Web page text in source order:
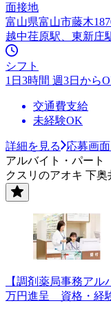
面接地
富山県富山市藤木
越中荏原駅、東新庄
シフト
1日3時間 週3日から
交通費支給
未経験OK
詳細を見る
応募画
アルバイト・パート
クスリのアオキ 下
【調剤薬局事務ア
万円進呈 資格・経